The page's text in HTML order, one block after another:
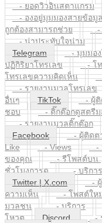
- ยอดวิวอินสตาแกรม
- องอยู่มุมมองสายข้อมู
ถูกต้องสามารถช่วย
-
- น่าประทับใจน่าม
Telegram
- มุมมอง
ปฏิกิริยาโทรเลข
- โท
โทรเลขความคิดเห็น
-
- รายงานมวลโทรเลข
อื่นๆ
TikTok - ผู้ติ
ชอบ
- ติ๊กต๊อกดูสตรีม
- รายงานมวลติ๊กต๊อก
Facebook
- ผู้ติดตา
Like
- Views - ป
ของคุณ
- รีโพสต์บน
ชั่วโมงการดู
- บริการ
Twitter | X.com
- ผู้
ความเห็น
- โพสต์ให
มวลชน
- บริการ
โหวต
Discord - ร